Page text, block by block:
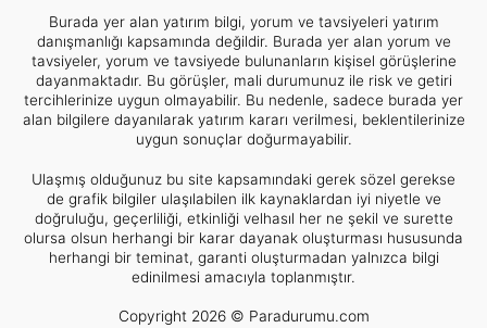
Burada yer alan yatırım bilgi, yorum ve tavsiyeleri yatırım
danışmanlığı kapsamında değildir. Burada yer alan yorum ve
tavsiyeler, yorum ve tavsiyede bulunanların kişisel görüşlerine
dayanmaktadır. Bu görüşler, mali durumunuz ile risk ve getiri
tercihlerinize uygun olmayabilir. Bu nedenle, sadece burada yer
alan bilgilere dayanılarak yatırım kararı verilmesi, beklentilerinize
uygun sonuçlar doğurmayabilir.
Ulaşmış olduğunuz bu site kapsamındaki gerek sözel gerekse
de grafik bilgiler ulaşılabilen ilk kaynaklardan iyi niyetle ve
doğruluğu, geçerliliği, etkinliği velhasıl her ne şekil ve surette
olursa olsun herhangi bir karar dayanak oluşturması hususunda
herhangi bir teminat, garanti oluşturmadan yalnızca bilgi
edinilmesi amacıyla toplanmıştır.
Copyright 2026 © Paradurumu.com